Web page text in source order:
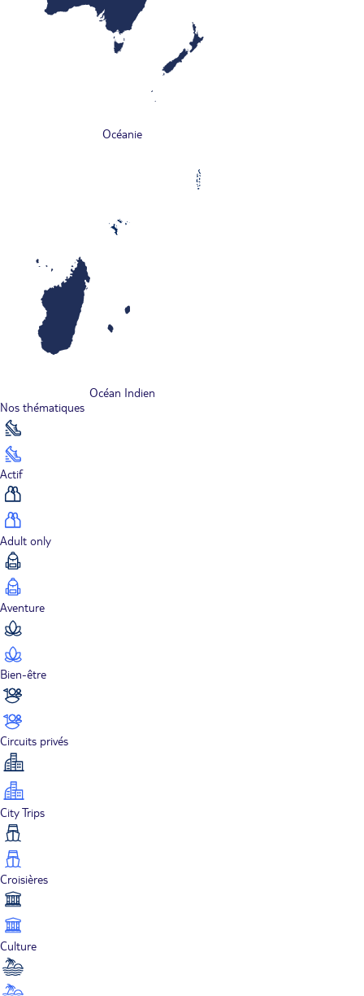
Océanie
Océan Indien
Nos thématiques
Actif
Adult only
Aventure
Bien-être
Circuits privés
City Trips
Croisières
Culture